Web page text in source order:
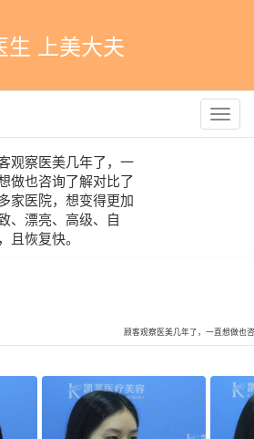
生 上美大夫
观察医美几年了，一
做也咨询了解对比了
家医院，想变得更加
、漂亮、高级、自
且恢复快。
顾客观察医美几年了，一直想做也